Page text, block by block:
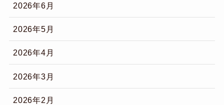
2026年6月
2026年5月
2026年4月
2026年3月
2026年2月